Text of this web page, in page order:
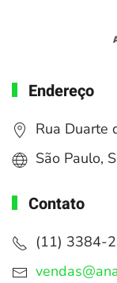
Endereço
Rua Duarte
São Paulo,
Contato
(11) 3384-